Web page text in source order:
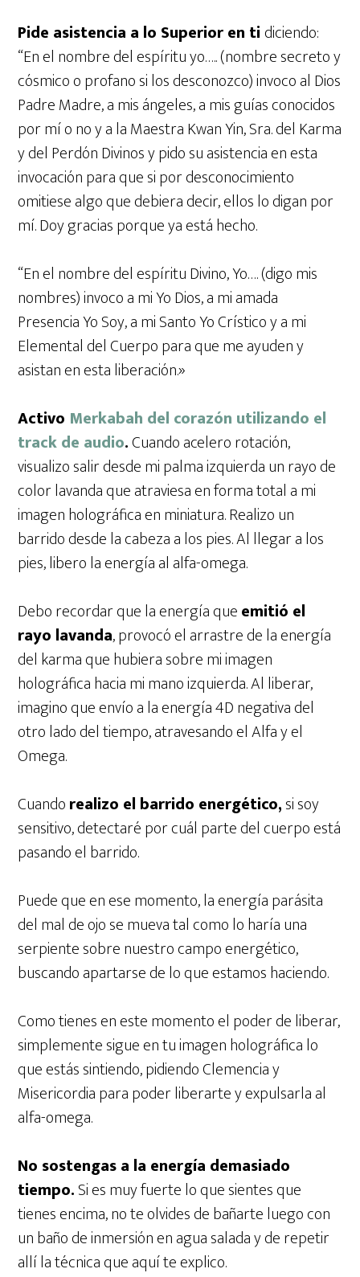
Pide asistencia a lo Superior en ti diciendo:
“En el nombre del espíritu yo….. (nombre secreto y
cósmico o profano si los desconozco) invoco al Dios
Padre Madre, a mis ángeles, a mis guías conocidos
por mí o no y a la Maestra Kwan Yin, Sra. del Karma
y del Perdón Divinos y pido su asistencia en esta
invocación para que si por desconocimiento
omitiese algo que debiera decir, ellos lo digan por
mí. Doy gracias porque ya está hecho.
“En el nombre del espíritu Divino, Yo…. (digo mis
nombres) invoco a mi Yo Dios, a mi amada
Presencia Yo Soy, a mi Santo Yo Crístico y a mi
Elemental del Cuerpo para que me ayuden y
asistan en esta liberación.»
Activo Merkabah del corazón utilizando el
track de audio.Cuando acelero rotación,
visualizo salir desde mi palma izquierda un rayo de
color lavanda que atraviesa en forma total a mi
imagen holográfica en miniatura. Realizo un
barrido desde la cabeza a los pies. Al llegar a los
pies, libero la energía al alfa-omega.
Debo recordar que la energía queemitió el
rayo lavanda, provocó el arrastre de la energía
del karma que hubiera sobre mi imagen
holográfica hacia mi mano izquierda. Al liberar,
imagino que envío a la energía 4D negativa del
otro lado del tiempo, atravesando el Alfa y el
Omega.
Cuandorealizo el barrido energético,si soy
sensitivo, detectaré por cuál parte del cuerpo está
pasando el barrido.
Puede que en ese momento, la energía parásita
del mal de ojo se mueva tal como lo haría una
serpiente sobre nuestro campo energético,
buscando apartarse de lo que estamos haciendo.
Como tienes en este momento el poder de liberar,
simplemente sigue en tu imagen holográfica lo
que estás sintiendo, pidiendo Clemencia y
Misericordia para poder liberarte y expulsarla al
alfa-omega.
No sostengas a la energía demasiado
tiempo.Si es muy fuerte lo que sientes que
tienes encima, no te olvides de bañarte luego con
un baño de inmersión en agua salada y de repetir
allí la técnica que aquí te explico.